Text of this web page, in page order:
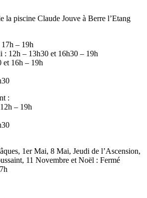
la piscine Claude Jouve à Berre l’Etang
– 19h
: 12h – 13h30 et 16h30 – 19h
et 16h – 19h
:
– 19h
1er Mai, 8 Mai, Jeudi de l’Ascension,
11 Novembre et Noël : Fermé